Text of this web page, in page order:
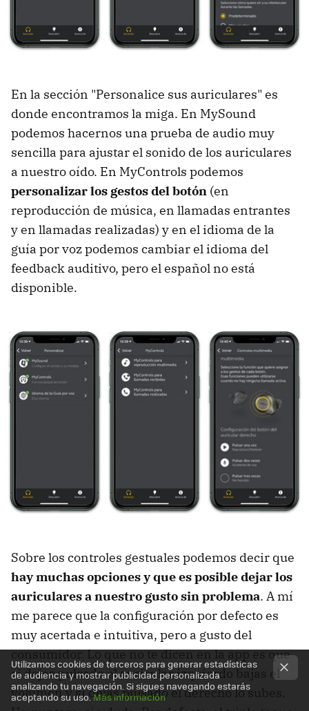
En la sección "Personalice sus auriculares" es
donde encontramos la miga. En MySound
podemos hacernos una prueba de audio muy
sencilla para ajustar el sonido de los auriculares
a nuestro oído. En MyControls podemos
personalizar los gestos del botón (en
reproducción de música, en llamadas entrantes
y en llamadas realizadas) y en el idioma de la
guía por voz podemos cambiar el idioma del
feedback auditivo, pero el español no está
disponible.
Sobre los controles gestuales podemos decir que
hay muchas opciones y que es posible dejar los
auriculares a nuestro gusto sin problema. A mí
me parece que la configuración por defecto es
muy acertada e intuitiva, pero a gusto del
consumidor. Lo que no te dicen en la app es que
si dejas pulsado el auricular izquierdo bajas el
volumen y si dejas pulsado el derecho lo subes.
Utilizamos cookies de terceros para generar estadísticas
de audiencia y mostrar publicidad personalizada
analizando tu navegación. Si sigues navegando estarás
aceptando su uso.Más información